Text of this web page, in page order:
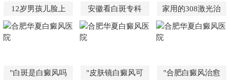
12岁男孩儿脸上 安徽看白斑专科 家用的308激光治
"白斑是白癜风吗 "皮肤镜白癜风可 "合肥白癜风治愈